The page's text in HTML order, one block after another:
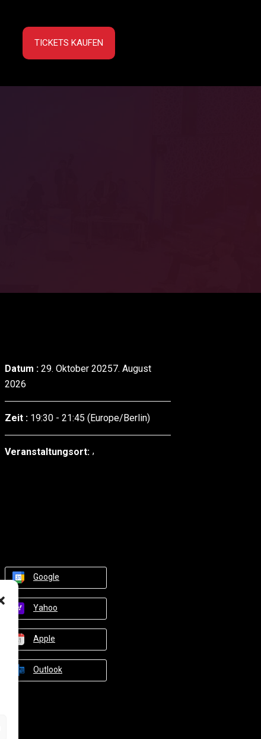
TICKETS KAUFEN
Datum : 29. Oktober 20257. August
2026
Zeit : 19:30 - 21:45 (Europe/Berlin)
Veranstaltungsort:
Google
Yahoo
Apple
Outlook